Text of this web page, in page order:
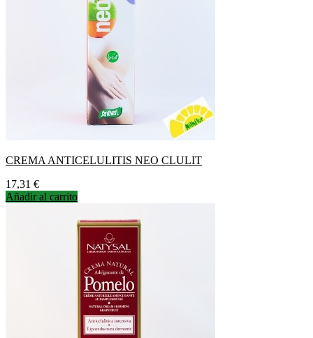
CREMA ANTICELULITIS NEO CLULIT
Precio
17,31 €
Añadir al carrito